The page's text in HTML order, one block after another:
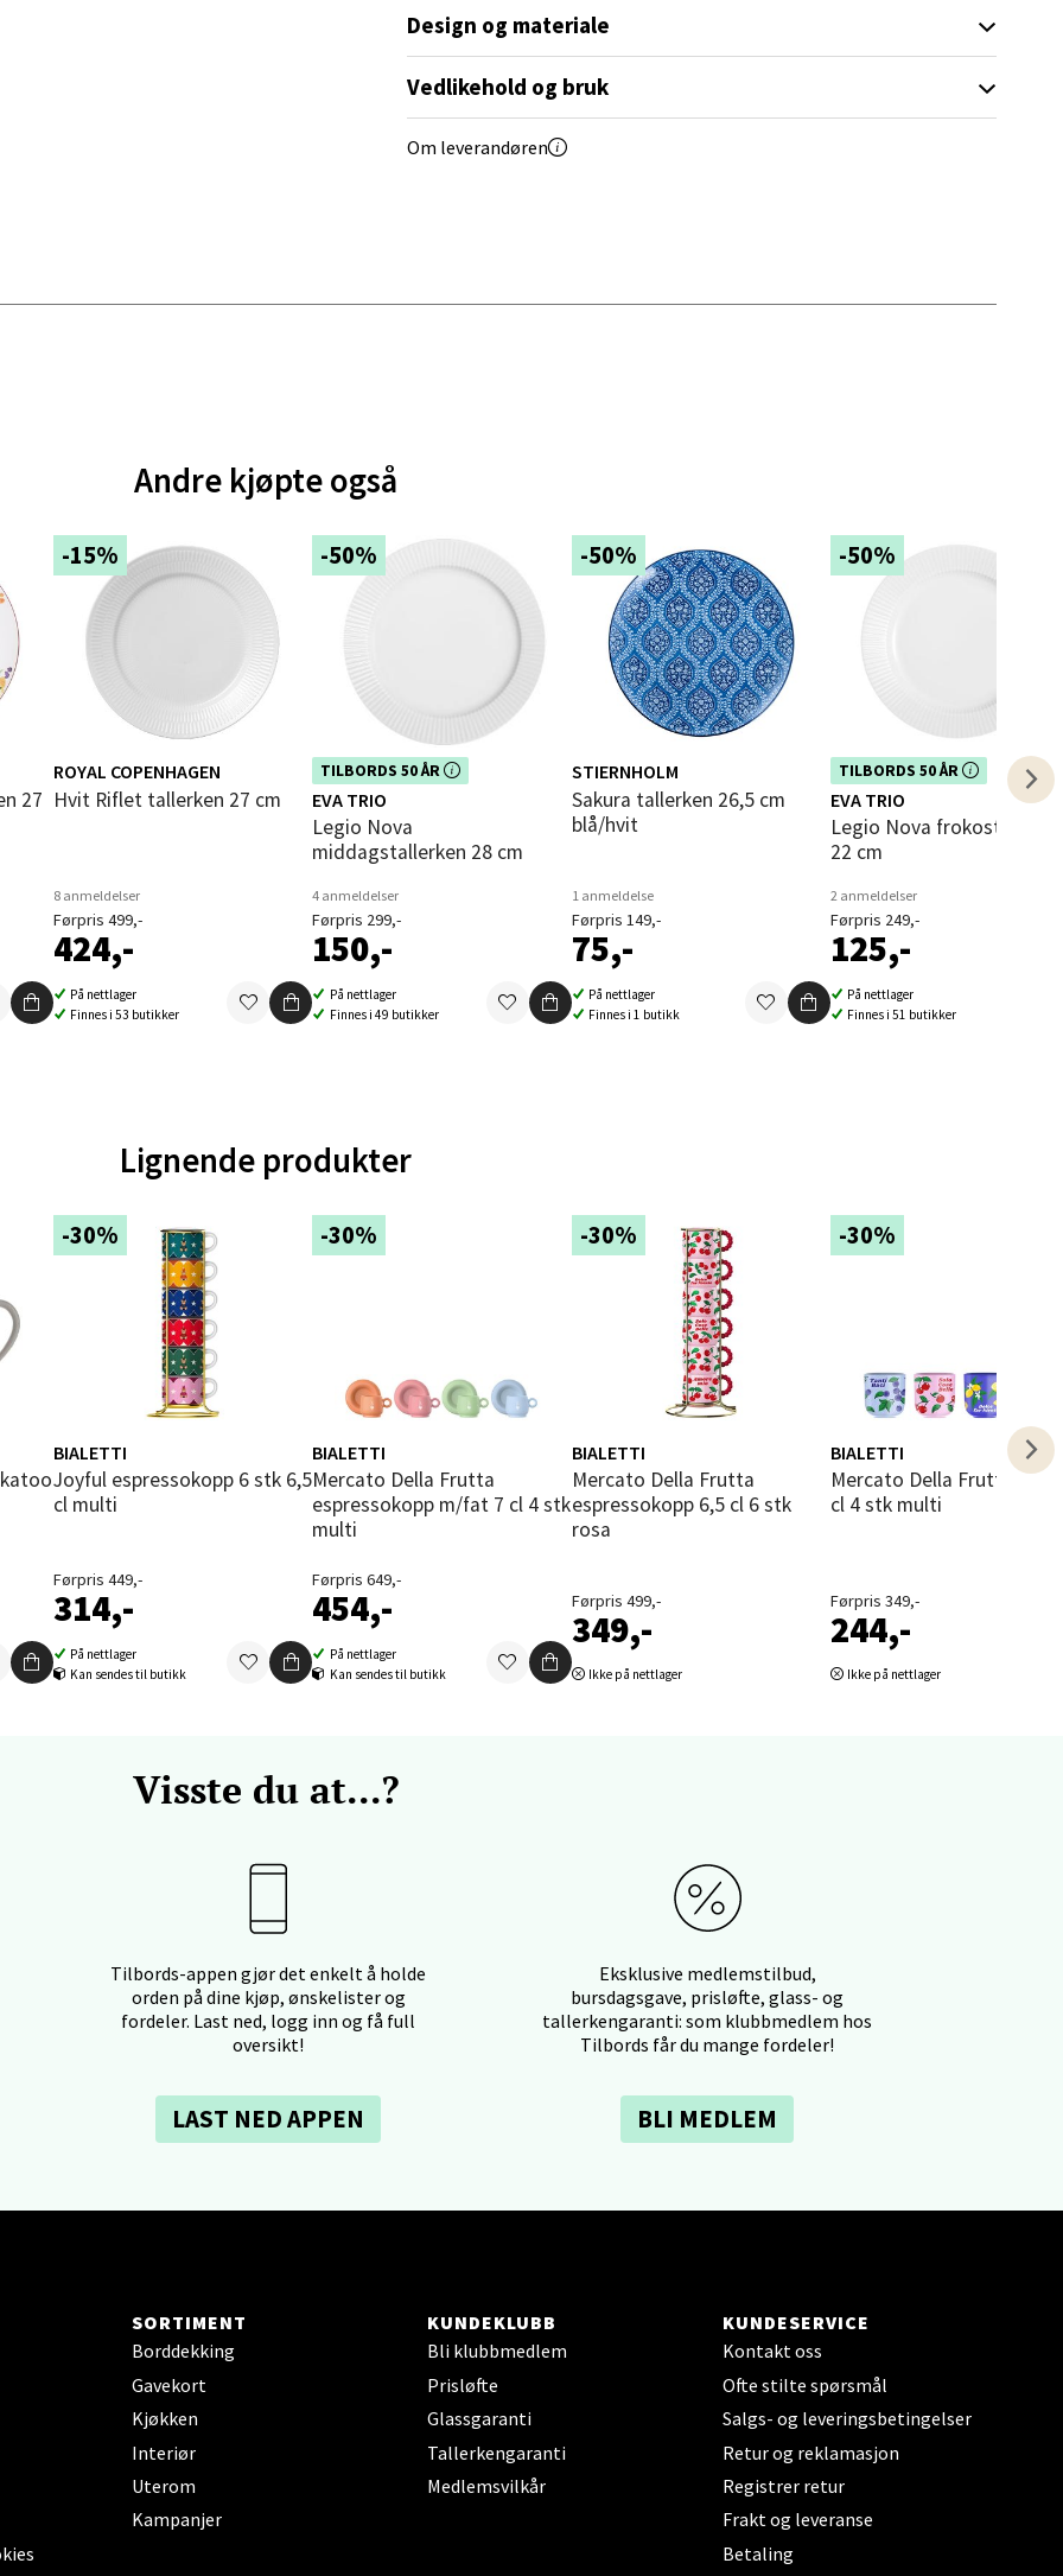
Design og materiale
Vedlikehold og bruk
Om leverandøren
Andre kjøpte også
-15%
ROYAL COPENHAGEN
Hvit Riflet tallerken 27 cm
8 anmeldelser
Førpris 499,-
424,-
På nettlager
Finnes i 53 butikker
-50%
TILBORDS 50 ÅR
Dette produktet er inkludert i vår
kampanje. Benytt deg av rabatten i
dag!
EVA TRIO
Legio Nova
middagstallerken 28 cm
4 anmeldelser
Førpris 299,-
150,-
På nettlager
Finnes i 49 butikker
-50%
STIERNHOLM
Sakura tallerken 26,5 cm
blå/hvit
1 anmeldelse
Førpris 149,-
75,-
På nettlager
Finnes i 1 butikk
-50%
TILBORDS 50 ÅR
Dette produktet er inkludert i vår
kampanje. Benytt deg av rabatten i
dag!
EVA TRIO
Legio Nova frokosttallerken
22 cm
2 anmeldelser
Førpris 249,-
125,-
På nettlager
Finnes i 51 butikker
Lignende produkter
-30%
BIALETTI
Joyful espressokopp 6 stk 6,5
cl multi
Førpris 449,-
314,-
På nettlager
Kan sendes til butikk
-30%
BIALETTI
Mercato Della Frutta
espressokopp m/fat 7 cl 4 stk
multi
Førpris 649,-
454,-
På nettlager
Kan sendes til butikk
-30%
BIALETTI
Mercato Della Frutta
espressokopp 6,5 cl 6 stk
rosa
Førpris 499,-
349,-
Ikke på nettlager
-30%
BIALETTI
Mercato Della Frutta kopp 7
cl 4 stk multi
Førpris 349,-
244,-
Ikke på nettlager
Visste du at...?
Tilbords-appen gjør det enkelt å holde
orden på dine kjøp, ønskelister og
fordeler. Last ned, logg inn og få full
oversikt!
LAST NED APPEN
Eksklusive medlemstilbud,
bursdagsgave, prisløfte, glass- og
tallerkengaranti: som klubbmedlem hos
Tilbords får du mange fordeler!
BLI MEDLEM
SORTIMENT
Borddekking
Gavekort
Kjøkken
Interiør
Uterom
Kampanjer
KUNDEKLUBB
Bli klubbmedlem
Prisløfte
Glassgaranti
Tallerkengaranti
Medlemsvilkår
KUNDESERVICE
Kontakt oss
Ofte stilte spørsmål
Salgs- og leveringsbetingelser
Retur og reklamasjon
Registrer retur
Frakt og leveranse
Betaling
- Thon Senter Moa
dag 10-20
- Moldetorget
6413 Molde
- Thon Senter Malmporten
1, 8514 Narvik
dag 10-20
Velg
vei 52, 5147 Fyllingsdalen
- Aunasenteret
Sunndalsvegen 3, 7340 Oppdal
10-19
Velg
- Thon Senter Orkanger
Orkanger, Orkdalsveien 113, 7300 Orkanger
dag 09-20
7, 1338 Sandvika
- Thon Senter Sartor
12, 5353 Straume
Thon Senter Ski
Jernbanesvingen 6, 1400 Ski
Velg